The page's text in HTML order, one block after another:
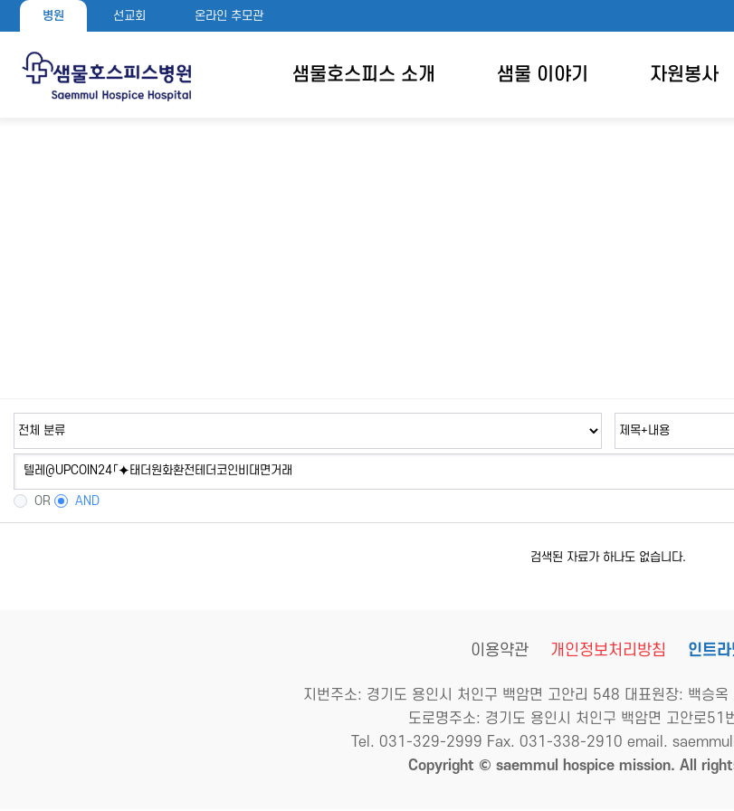
병원 선교회 온라인 추모관
샘물호스피스 소개 샘물 이야기 자원봉사
OR AND
검색된 자료가 하나도 없습니다.
이용약관 개인정보처리방침 인트라
지번주소: 경기도 용인시 처인구 백암면 고안리 548 대표원장: 백승
도로명주소: 경기도 용인시 처인구 백암면 고안로
Tel. 031-329-2999 Fax. 031-338-2910 email.
Copyright © saemmul hospice mission. All